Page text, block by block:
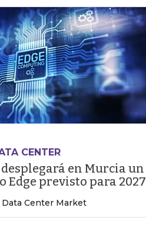
CENTER
en Murcia un
Edge previsto para 2027
Data Center Market